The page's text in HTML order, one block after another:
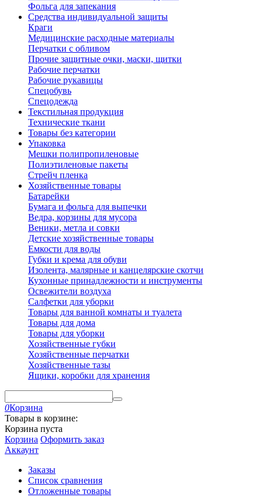
Фольга для запекания
Средства индивидуальной защиты
Краги
Медицинские расходные материалы
Перчатки с обливом
Прочие защитные очки, маски, щитки
Рабочие перчатки
Рабочие рукавицы
Спецобувь
Спецодежда
Текстильная продукция
Технические ткани
Товары без категории
Упаковка
Мешки полипропиленовые
Полиэтиленовые пакеты
Стрейч пленка
Хозяйственные товары
Батарейки
Бумага и фольга для выпечки
Ведра, корзины для мусора
Веники, метла и совки
Детские хозяйственные товары
Емкости для воды
Губки и крема для обуви
Изолента, малярные и канцелярские скотчи
Кухонные принадлежности и инструменты
Освежители воздуха
Салфетки для уборки
Товары для ванной комнаты и туалета
Товары для дома
Товары для уборки
Хозяйственные губки
Хозяйственные перчатки
Хозяйственные тазы
Ящики, коробки для хранения
0Корзина
Товары в корзине:
Корзина пуста
Корзина Оформить заказ
Аккаунт
Заказы
Список сравнения
Отложенные товары